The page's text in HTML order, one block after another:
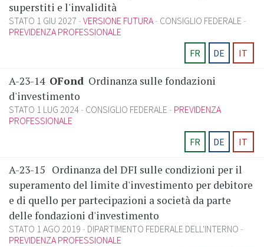
superstiti e l'invalidità
STATO 1 GIU 2027 VERSIONE FUTURA CONSIGLIO FEDERALE
PREVIDENZA PROFESSIONALE
FR
DE IT
A-23-14 OFond Ordinanza sulle fondazioni
d'investimento
STATO 1 LUG 2024 CONSIGLIO FEDERALE
PREVIDENZA
PROFESSIONALE
FR
DE IT
A-23-15 Ordinanza del DFI sulle condizioni per il
superamento del limite d'investimento per debitore
e di quello per partecipazioni a società da parte
delle fondazioni d'investimento
STATO 1 AGO 2019
DIPARTIMENTO FEDERALE DELL'INTERNO
PREVIDENZA PROFESSIONALE